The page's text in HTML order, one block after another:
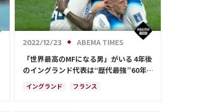
2022/12/23
ABEMA TIMES
「世界最高のMFになる男」がいる 4年後
のイングランド代表は“歴代最強”60年
ぶり2度目のW杯優勝を狙う
イングランド フランス